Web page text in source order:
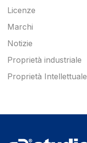
Licenze
Marchi
Notizie
Proprietà industriale
Proprietà Intellettuale